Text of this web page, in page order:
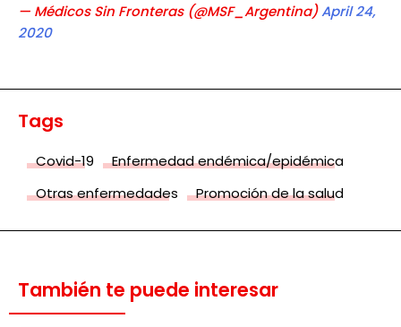
— Médicos Sin Fronteras (@MSF_Argentina)April 24,
2020
Tags
Covid-19
Enfermedad endémica/epidémica
Otras enfermedades
Promoción de la salud
También te puede interesar